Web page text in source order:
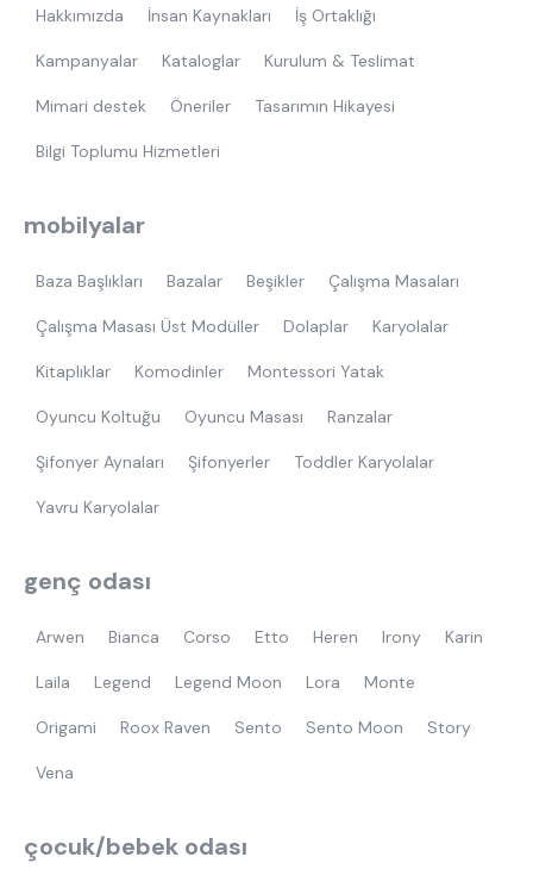
Hakkımızda İnsan Kaynakları İş Ortaklığı
Kampanyalar Kataloglar Kurulum & Teslimat
Mimari destek Öneriler Tasarımın Hikayesi
Bilgi Toplumu Hizmetleri
mobilyalar
Baza Başlıkları Bazalar Beşikler Çalışma Masaları
Çalışma Masası Üst Modüller Dolaplar Karyolalar
Kitaplıklar Komodinler Montessori Yatak
Oyuncu Koltuğu Oyuncu Masası Ranzalar
Şifonyer Aynaları Şifonyerler Toddler Karyolalar
Yavru Karyolalar
genç odası
Arwen Bianca Corso Etto Heren Irony Karin
Laila Legend Legend Moon Lora Monte
Origami Roox Raven Sento Sento Moon Story
Vena
çocuk/bebek odası